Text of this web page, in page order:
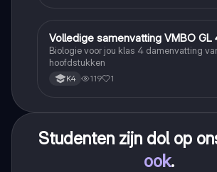
Biologie
Volledige samenvatting VMBO GL
Biologie voor jou klas 4 damenvatting
hoofdstukken
K4 119 1
Studenten zijn dol op
ook.